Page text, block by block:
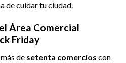
de cuidar tu ciudad.
Área Comercial
Friday
de setenta comercios con